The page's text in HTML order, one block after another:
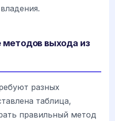
выхода из
разных
таблица,
правильный метод